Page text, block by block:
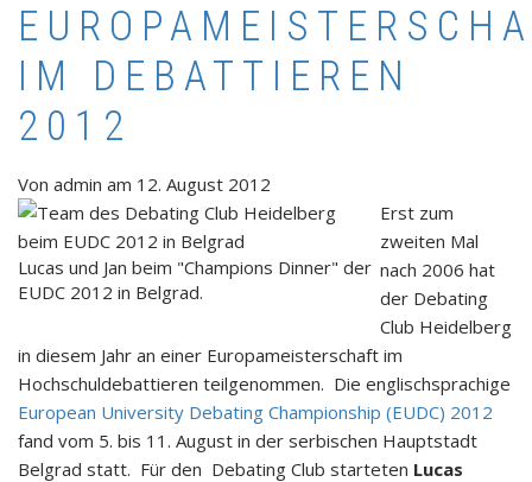
IM DEBATTIEREN
2012
Von admin am 12. August 2012
Lucas und Jan beim "Champions Dinner" der
EUDC 2012 in Belgrad.
Erst zum
zweiten Mal
nach 2006 hat
der Debating
Club Heidelberg
in diesem Jahr an einer Europameisterschaft im
Hochschuldebattieren teilgenommen. Die englischsprachige
European University Debating Championship (EUDC) 2012
fand vom 5. bis 11. August in der serbischen Hauptstadt
Belgrad statt. Für den Debating Club starteten Lucas